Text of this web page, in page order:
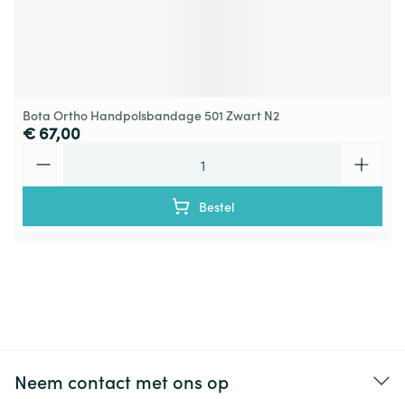
Bota Ortho Handpolsbandage 501 Zwart N2
€ 67,00
Bestel
Neem contact met ons op